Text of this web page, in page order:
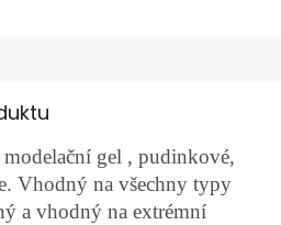
gel , pudinkové,
Vhodný na všechny typy
a vhodný na extrémní